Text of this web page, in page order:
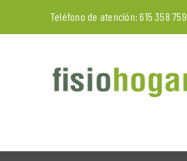
Teléfono de atención:615 358 759